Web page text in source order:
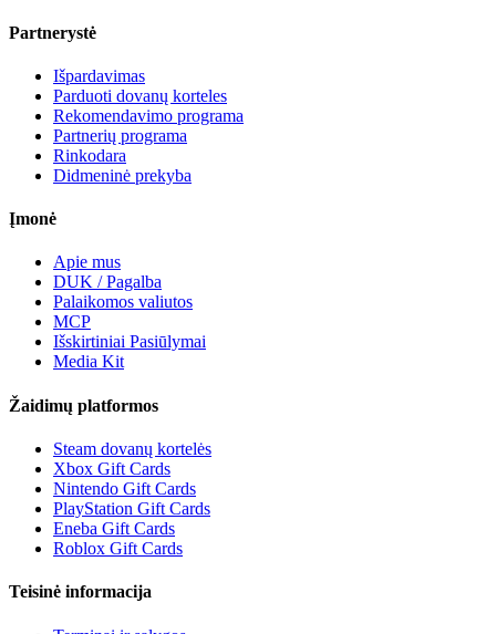
Partnerystė
Išpardavimas
Parduoti dovanų korteles
Rekomendavimo programa
Partnerių programa
Rinkodara
Didmeninė prekyba
Įmonė
Apie mus
DUK / Pagalba
Palaikomos valiutos
MCP
Išskirtiniai Pasiūlymai
Media Kit
Žaidimų platformos
Steam dovanų kortelės
Xbox Gift Cards
Nintendo Gift Cards
PlayStation Gift Cards
Eneba Gift Cards
Roblox Gift Cards
Teisinė informacija